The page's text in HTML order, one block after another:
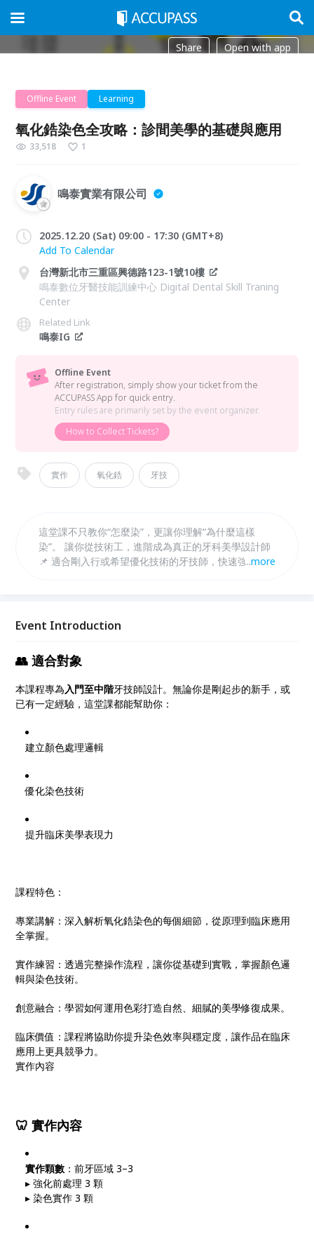
Share Open with app
Offline Event Learning
氧化鋯染色全攻略：診間美學的基礎與應用
33,518 1
鳴泰實業有限公司
2025.12.20 (Sat) 09:00 - 17:30 (GMT+8)
Add To Calendar
台灣新北市三重區興德路123-1號10樓
鳴泰數位牙醫技能訓練中心 Digital Dental Skill Traning
Center
Related Link
鳴泰IG
Offline Event
After registration, simply show your ticket from the
ACCUPASS App for quick entry.
Entry rules are primarily set by the event organizer.
How to Collect Tickets?
實作 氧化鋯 牙技
這堂課不只教你“怎麼染”，更讓你理解“為什麼這樣
染”。 讓你從技術工，進階成為真正的牙科美學設計師
📌 適合剛入行或希望優化技術的牙技師，快速強化實
...more
Event Introduction
👥 適合對象
本課程專為入門至中階牙技師設計。無論你是剛起步的新手，或
已有一定經驗，這堂課都能幫助你：
建立顏色處理邏輯
優化染色技術
提升臨床美學表現力
課程特色：
專業講解：深入解析氧化鋯染色的每個細節，從原理到臨床應用
全掌握。
實作練習：透過完整操作流程，讓你從基礎到實戰，掌握顏色邏
輯與染色技術。
創意融合：學習如何運用色彩打造自然、細膩的美學修復成果。
臨床價值：課程將協助你提升染色效率與穩定度，讓作品在臨床
應用上更具競爭力。
實作內容
🦷實作內容
實作顆數 ：前牙區域 3–3
▸ 強化前處理 3 顆
▸ 染色實作 3 顆